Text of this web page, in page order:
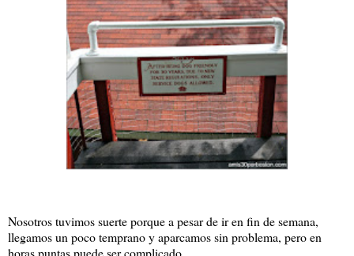
Nosotros tuvimos suerte porque a pesar de ir en fin de semana,
llegamos un poco temprano y aparcamos sin problema, pero en
horas puntas puede ser complicado.